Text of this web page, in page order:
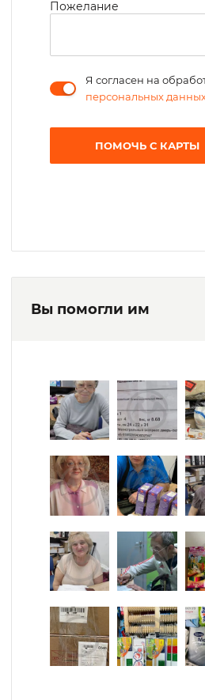
Пожелание
Я согласен на
персональных
ПОМОЧЬ С КАРТЫ
Вы помогли им